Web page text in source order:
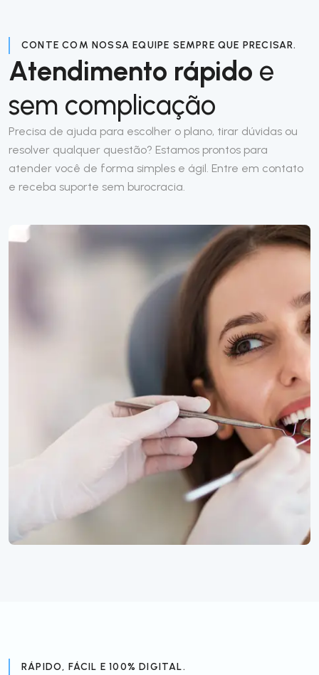
CONTE COM NOSSA EQUIPE SEMPRE QUE PRECISAR.
Atendimento rápido e
sem complicação
Precisa de ajuda para escolher o plano, tirar dúvidas ou
resolver qualquer questão? Estamos prontos para
atender você de forma simples e ágil. Entre em contato
e receba suporte sem burocracia.
RÁPIDO, FÁCIL E 100% DIGITAL.